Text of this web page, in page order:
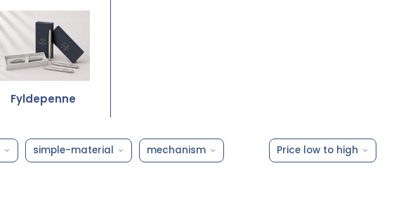
Fyldepenne
simple-material
mechanism
Price low to high